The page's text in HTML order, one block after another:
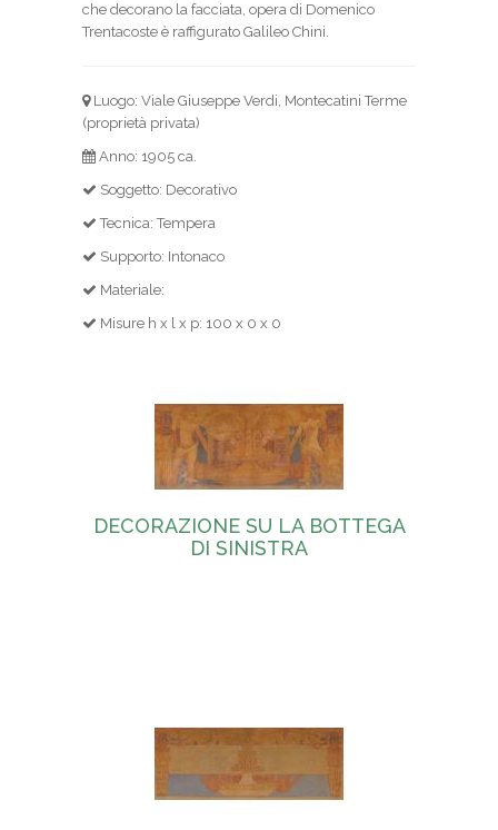
che decorano la facciata, opera di Domenico
Trentacoste è raffigurato Galileo Chini.
Luogo: Viale Giuseppe Verdi, Montecatini Terme
(proprietà privata)
Anno: 1905 ca.
Soggetto: Decorativo
Tecnica: Tempera
Supporto: Intonaco
Materiale:
Misure h x l x p: 100 x 0 x 0
DECORAZIONE SU LA BOTTEGA
DI SINISTRA